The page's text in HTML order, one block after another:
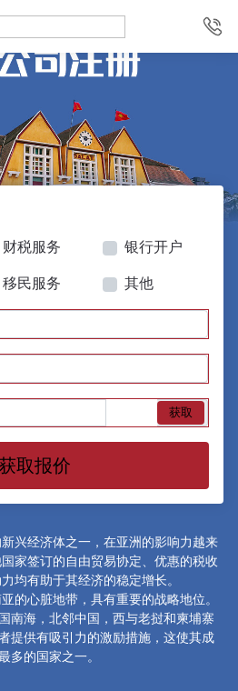
财税服务 银行开户
移民服务 其他
获取
取报价
兴经济体之一，在亚洲的影响力越来
家签订的自由贸易协定、优惠的税收
均有助于其经济的稳定增长。
的心脏地带，具有重要的战略地位。
南海，北邻中国，西与老挝和柬埔寨
提供有吸引力的激励措施，这使其成
多的国家之一。